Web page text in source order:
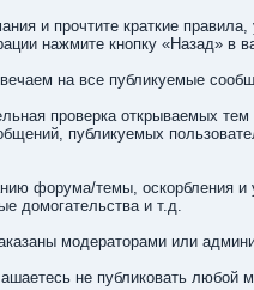
и прочтите краткие
нажмите кнопку «Назад» в
на все публикуемые
проверка открываемых
публикуемых
форума/темы, оскорбления
домогательства и т.д.
модераторами или
не публиковать